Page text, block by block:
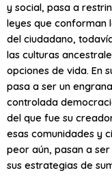
y social, pasa a
leyes que conforman
del ciudadano,
las culturas
opciones de vida. En
pasa a ser un
controlada
del que fue su
esas comunidades y
peor aún, pasan a
sus estrategias de